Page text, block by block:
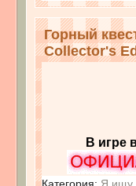
Горный
Collector's
В игре